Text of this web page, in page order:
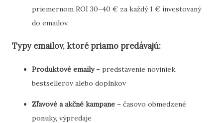
priemernom ROI 30–40 € za každý 1 € investovaný
do emailov.
Typy emailov, ktoré priamo predávajú:
Produktové emaily– predstavenie noviniek,
bestsellerov alebo doplnkov
Zľavové a akčné kampane – časovo obmedzené
ponuky, výpredaje